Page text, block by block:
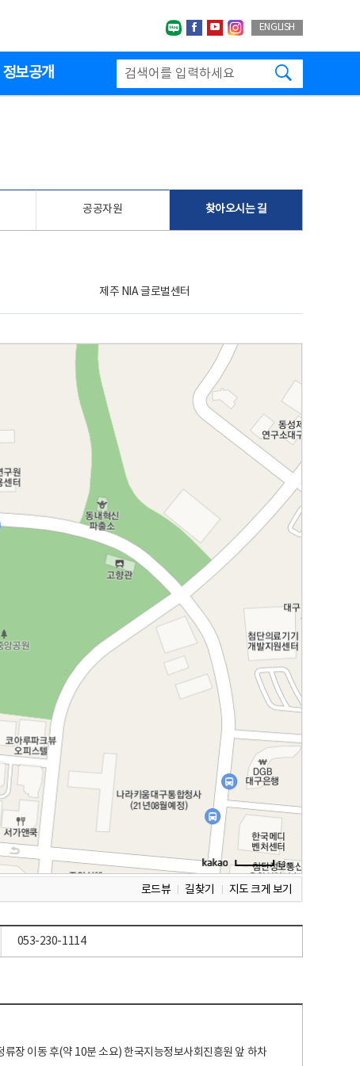
네이버블로그
페이스북
유투브인스타그랩
ENGLISH
정보공개
공공자원 찾아오시는 길
제주 NIA 글로벌센터
로드뷰 길찾기 지도 크게 보기
053-230-1114
장 이동 후(약 10분 소요) 한국지능정보사회진흥원 앞 하차